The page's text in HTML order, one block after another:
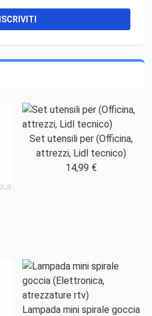
ISCRIVITI
Set utensili per (Officina,
attrezzi, Lidl tecnico)
14,99 €
Lampada mini spirale goccia